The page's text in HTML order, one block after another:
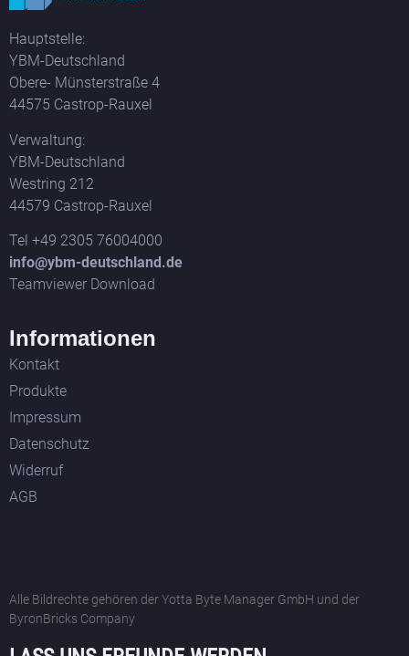
Hauptstelle:
YBM-Deutschland
Obere- Münsterstraße 4
44575 Castrop-Rauxel
Verwaltung:
YBM-Deutschland
Westring 212
44579 Castrop-Rauxel
Tel +49 2305 76004000
info@ybm-deutschland.de
Teamviewer Download
Informationen
Kontakt
Produkte
Impressum
Datenschutz
Widerruf
AGB
Alle Bildrechte gehören der Yotta Byte Manager GmbH und der
ByronBricks Company